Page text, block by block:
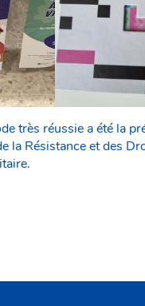
très réussie a été la
la Résistance et des